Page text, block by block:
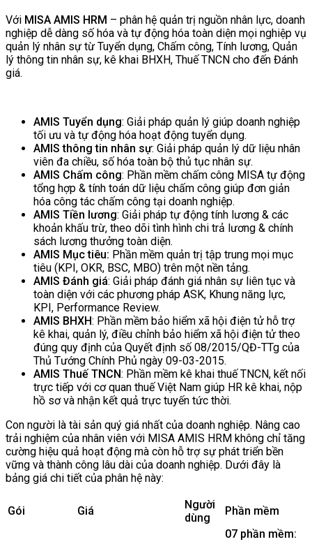
Với MISA AMIS HRM – phân hệ quản trị nguồn nhân lực, doanh
nghiệp dễ dàng số hóa và tự động hóa toàn diện mọi nghiệp vụ
quản lý nhân sự từ Tuyển dụng, Chấm công, Tính lương, Quản
lý thông tin nhân sự, kê khai BHXH, Thuế TNCN cho đến Đánh
giá.
AMIS Tuyển dụng: Giải pháp quản lý giúp doanh nghiệp
tối ưu và tự động hóa hoạt động tuyển dụng.
AMIS thông tin nhân sự: Giải pháp quản lý dữ liệu nhân
viên đa chiều, số hóa toàn bộ thủ tục nhân sự.
AMIS Chấm công: Phần mềm chấm công MISA tự động
tổng hợp & tính toán dữ liệu chấm công giúp đơn giản
hóa công tác chấm công tại doanh nghiệp.
AMIS Tiền lương: Giải pháp tự động tính lương & các
khoản khấu trừ, theo dõi tình hình chi trả lương & chính
sách lương thưởng toàn diện.
AMIS Mục tiêu: Phần mềm quản trị tập trung mọi mục
tiêu (KPI, OKR, BSC, MBO) trên một nền tảng.
AMIS Đánh giá: Giải pháp đánh giá nhân sự liên tục và
toàn diện với các phương pháp ASK, Khung năng lực,
KPI, Performance Review.
AMIS BHXH: Phần mềm bảo hiểm xã hội điện tử hỗ trợ
kê khai, quản lý, điều chỉnh bảo hiểm xã hội điện tử theo
đúng quy định của Quyết định số 08/2015/QĐ-TTg của
Thủ Tướng Chính Phủ ngày 09-03-2015.
AMIS Thuế TNCN: Phần mềm kê khai thuế TNCN, kết nối
trực tiếp với cơ quan thuế Việt Nam giúp HR kê khai, nộp
hồ sơ và nhận kết quả trực tuyến tức thời.
Con người là tài sản quý giá nhất của doanh nghiệp. Nâng cao
trải nghiệm của nhân viên với MISA AMIS HRM không chỉ tăng
cường hiệu quả hoạt động mà còn hỗ trợ sự phát triển bền
vững và thành công lâu dài của doanh nghiệp. Dưới đây là
bảng giá chi tiết của phân hệ này:
Gói Giá
Người
dùng
Phần mềm
07 phần mềm: